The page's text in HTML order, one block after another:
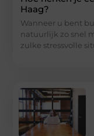
Haag?
Wanneer u bent
natuurlijk zo snel
zulke stressvolle